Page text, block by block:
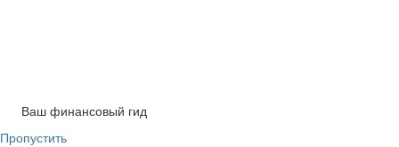
Ваш финансовый гид
Пропустить